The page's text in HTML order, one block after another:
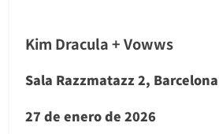
Kim Dracula + Vowws
Sala Razzmatazz 2, Barcelona
27 de enero de 2026